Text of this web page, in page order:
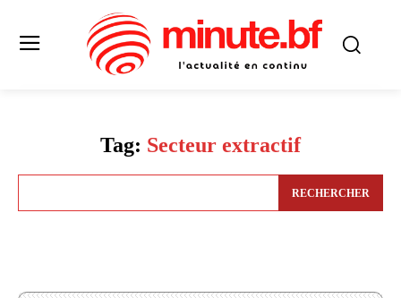
Tag: Secteur extractif
RECHERCHER